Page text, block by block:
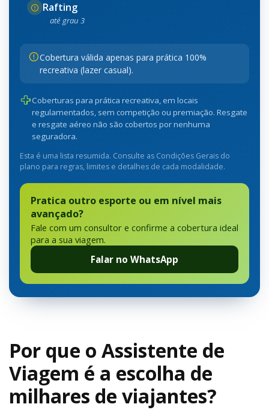
Rafting
até grau 3
Cobertura válida apenas para prática 100%
recreativa (lazer casual).
Coberturas para prática recreativa, em locais
regulamentados, sem competição ou premiação. Resgate
e resgate aéreo não são cobertos por nenhuma
seguradora.
Esta é uma lista resumida. Consulte as Condições Gerais do
plano para regras, limites e detalhes de cada modalidade.
Pratica outro esporte ou em nível mais
avançado?
Fale com um consultor e confirme a cobertura ideal
para a sua viagem.
Falar no WhatsApp
Por que o Assistente de
Viagem é a escolha de
milhares de viajantes?